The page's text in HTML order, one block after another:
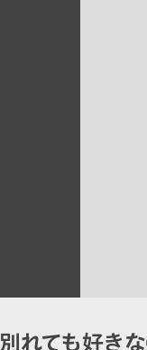
別れても好き